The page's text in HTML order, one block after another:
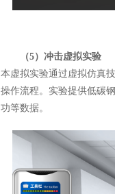
（5）冲击虚拟实验
本虚拟实验通过虚拟仿真
操作流程。实验提供低碳
功等数据。